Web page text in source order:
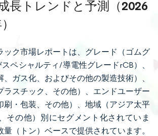
長トレンドと予測（2026
ック市場レポートは、グレード（ゴムグ
ペシャルティ/導電性グレードrCB）、
ガス化、およびその他の製造技術）、
ラスチック、その他）、エンドユーザー
刷・包装、その他）、地域（アジア太平
その他）別にセグメント化されていま
（トン）ベースで提供されています。